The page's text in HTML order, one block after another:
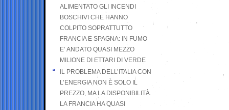
ALIMENTATO GLI INCENDI
BOSCHIVI CHE HANNO
COLPITO SOPRATTUTTO
FRANCIA E SPAGNA: IN FUMO
E’ ANDATO QUASI MEZZO
MILIONE DI ETTARI DI VERDE
IL PROBLEMA DELL’ITALIA CON
L’ENERGIA NON È SOLO IL
PREZZO, MA LA DISPONIBILITÀ.
LA FRANCIA HA QUASI